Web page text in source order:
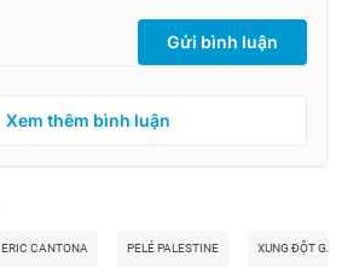
Gửi bình luận
Xem thêm bình luận
ERIC CANTONA PELÉ PALESTINE XUNG ĐỘT GAZA